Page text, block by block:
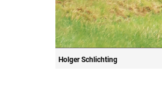
Holger Schlichting